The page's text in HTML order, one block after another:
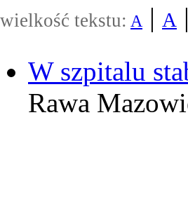
wielkość tekstu: A | A |
W szpitalu
Rawa